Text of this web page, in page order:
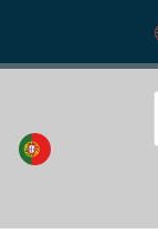
a todas as